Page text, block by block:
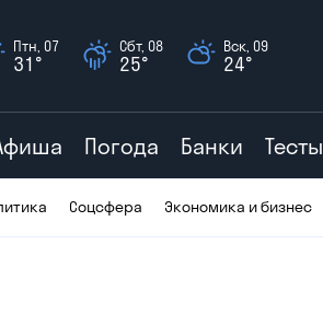
Птн, 07
31°
Сбт, 08
25°
Вск, 09
24°
Погода Банки Тесты
Соцсфера Экономика и бизнес